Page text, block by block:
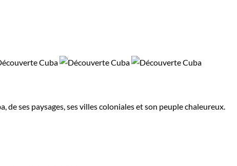
de ses paysages, ses villes coloniales et son peuple chaleureux.